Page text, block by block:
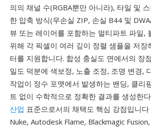
의의 채널 수(RGBA뿐만 아니라), 타일 및
한 압축 방식(무손실 ZIP, 손실 B44 및
뷰 또는 레이어를 포함하는 멀티파트 파일,
위해 각 픽셀이 여러 깊이 정렬 샘플을 저장
터를 지원합니다. 합성 충실도 면에서의 장
밀도 덕분에 색보정, 노출 조정, 조명 변경,
작업이 정수 포맷에서 발생하는 밴딩, 클리
트 없이 수학적으로 정확한 결과를 생성한
산업 표준으로서의 채택도 핵심 강점입니
Nuke, Autodesk Flame, Blackmagic